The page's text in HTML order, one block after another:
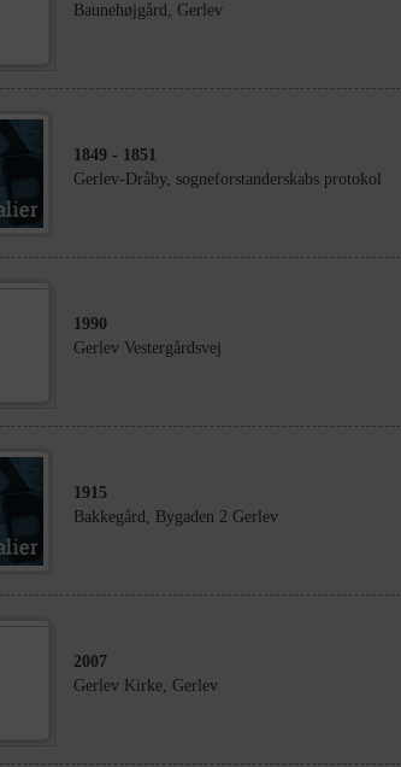
Baunehøjgård, Gerlev
1849 - 1851
Gerlev-Dråby, sogneforstanderskabs protokol
1990
Gerlev Vestergårdsvej
1915
Bakkegård, Bygaden 2 Gerlev
2007
Gerlev Kirke, Gerlev